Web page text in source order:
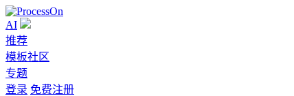
AI
推荐
模板社区
专题
登录 免费注册